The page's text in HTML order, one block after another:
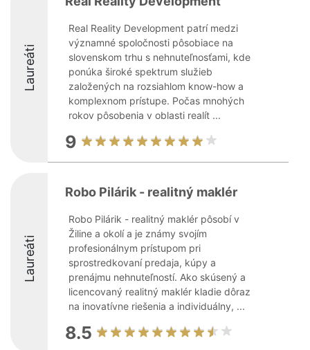
Laureáti
Real Reality Development patrí medzi
významné spoločnosti pôsobiace na
slovenskom trhu s nehnuteľnosťami, kde
ponúka široké spektrum služieb
založených na rozsiahlom know-how a
komplexnom prístupe. Počas mnohých
rokov pôsobenia v oblasti realít ...
9
Laureáti
Robo Pilárik - realitný maklér
Robo Pilárik - realitný maklér pôsobí v
Žiline a okolí a je známy svojím
profesionálnym prístupom pri
sprostredkovaní predaja, kúpy a
prenájmu nehnuteľností. Ako skúsený a
licencovaný realitný maklér kladie dôraz
na inovatívne riešenia a individuálny, ...
8.5